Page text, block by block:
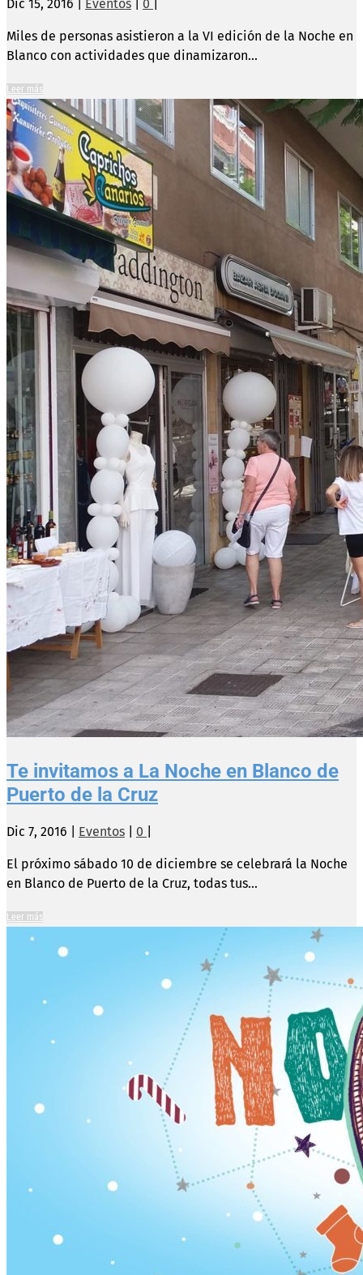
Dic 15, 2016 Eventos 0
Miles de personas asistieron a la VI edición de la Noche en
Blanco con actividades que dinamizaron...
Leer más
Te invitamos a La Noche en Blanco de
Puerto de la Cruz
Dic 7, 2016 Eventos 0
El próximo sábado 10 de diciembre se celebrará la Noche
en Blanco de Puerto de la Cruz, todas tus...
Leer más